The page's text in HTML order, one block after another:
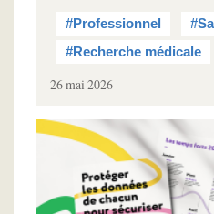
#Professionnel
#Recherche médicale
26 mai 2026